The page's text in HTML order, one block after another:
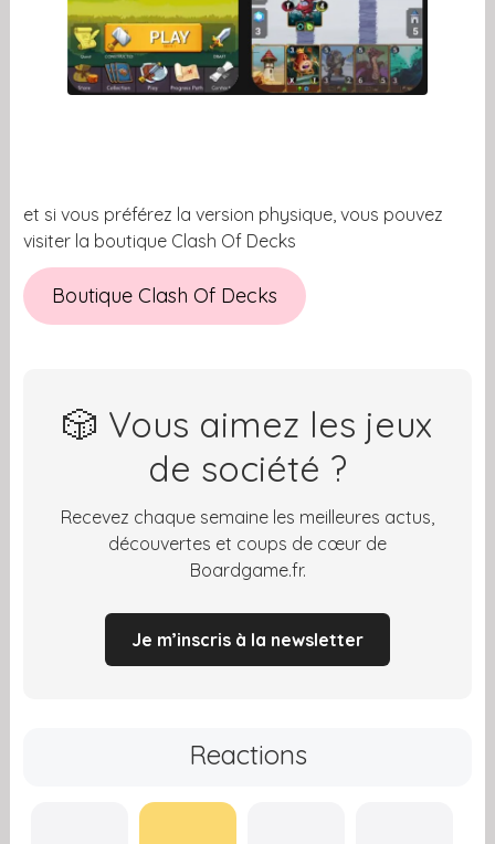
et si vous préférez la version physique, vous pouvez
visiter la boutique Clash Of Decks
Boutique Clash Of Decks
🎲 Vous aimez les jeux
de société ?
Recevez chaque semaine les meilleures actus,
découvertes et coups de cœur de
Boardgame.fr.
Je m’inscris à la newsletter
Reactions